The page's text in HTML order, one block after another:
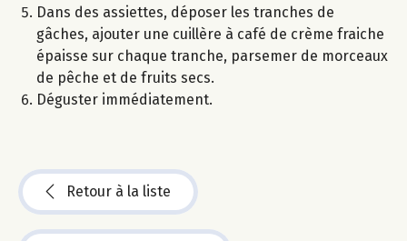
Dans des assiettes, déposer les tranches de
gâches, ajouter une cuillère à café de crème fraiche
épaisse sur chaque tranche, parsemer de morceaux
de pêche et de fruits secs.
Déguster immédiatement.
Retour à la liste